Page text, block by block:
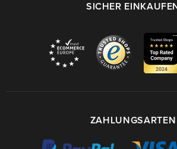
SICHER
ZAHLUNGSARTEN